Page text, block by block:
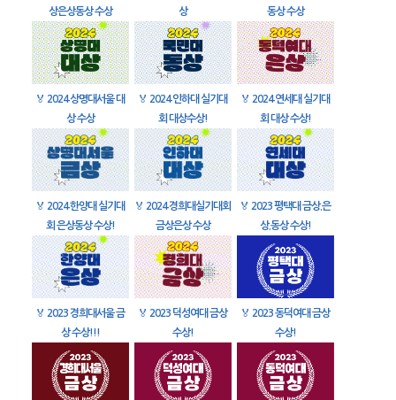
상은상동상 수상
상
동상 수상
🏅 2024 상명대서울 대
상 수상
🏅 2024 인하대 실기대
회 대상수상!
🏅 2024 연세대 실기대
회 대상 수상!
🏅 2024 한양대 실기대
회 은상동상 수상!
🏅 2024 경희대실기대회
금상은상 수상
🏅 2023 평택대 금상.은
상.동상 수상!
🏅 2023 경희대서울 금
상 수상!!!
🏅 2023 덕성여대 금상
수상!
🏅 2023 동덕여대 금상
수상!